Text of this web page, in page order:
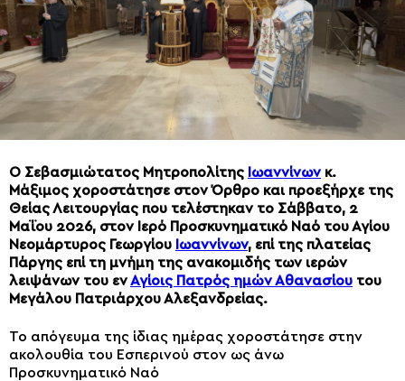
Ο Σεβασμιώτατος Μητροπολίτης Ιωαννίνωνκ.
Μάξιμος χοροστάτησε στον Όρθρο και προεξήρχε της
Θείας Λειτουργίας που τελέστηκαν το Σάββατο, 2
Μαΐου 2026, στον Ιερό Προσκυνηματικό Ναό του Αγίου
Νεομάρτυρος Γεωργίου Ιωαννίνων, επί της πλατείας
Πάργης επί τη μνήμη της ανακομιδής των ιερών
λειψάνων του ενΑγίοις Πατρός ημών Αθανασίου του
Μεγάλου Πατριάρχου Αλεξανδρείας.
Το απόγευμα της ίδιας ημέρας χοροστάτησε στην
ακολουθία του Εσπερινού στον ως άνω
Προσκυνηματικό Ναό